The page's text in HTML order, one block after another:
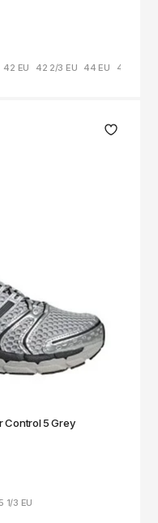
42 EU 42 2/3 EU 44 EU 44 2/3
Control 5 Grey
1/3 EU